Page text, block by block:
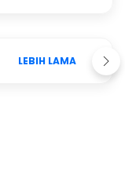
LEBIH LAMA